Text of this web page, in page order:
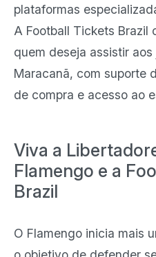
plataformas
A Football Tickets Brazil
quem deseja assistir
Maracanã, com suporte
de compra e acesso ao
Viva a
Flamengo e a
Brazil
O Flamengo inicia mais